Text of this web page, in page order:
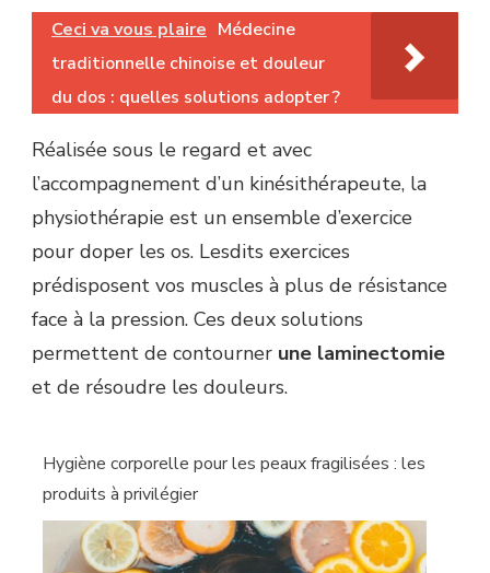
Ceci va vous plaire Médecine
traditionnelle chinoise et douleur
du dos : quelles solutions adopter ?
Réalisée sous le regard et avec
l’accompagnement d’un kinésithérapeute, la
physiothérapie est un ensemble d’exercice
pour doper les os. Lesdits exercices
prédisposent vos muscles à plus de résistance
face à la pression. Ces deux solutions
permettent de contourner une laminectomie
et de résoudre les douleurs.
Hygiène corporelle pour les peaux fragilisées : les
produits à privilégier